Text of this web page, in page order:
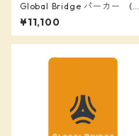
Global Bridge パーカー (オ
レンジ) 背番号「１２」入り
¥11,100